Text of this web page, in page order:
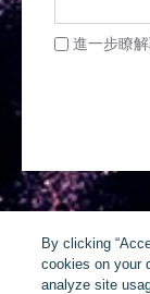
進一步瞭
By clicking
cookies on your
analyze site